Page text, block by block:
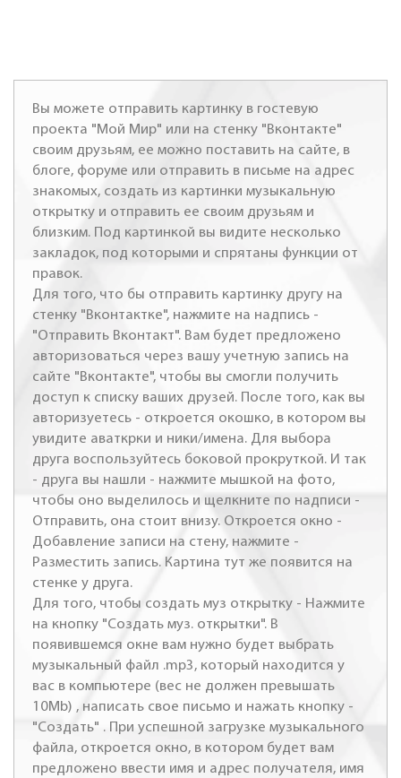
Вы можете отправить картинку в гостевую
проекта "Мой Мир" или на стенку "Вконтакте"
своим друзьям, ее можно поставить на сайте, в
блоге, форуме или отправить в письме на адрес
знакомых, создать из картинки музыкальную
открытку и отправить ее своим друзьям и
близким. Под картинкой вы видите несколько
закладок, под которыми и спрятаны функции от
правок.
Для того, что бы отправить картинку другу на
стенку "Вконтактке", нажмите на надпись -
"Отправить Вконтакт". Вам будет предложено
авторизоваться через вашу учетную запись на
сайте "Вконтакте", чтобы вы смогли получить
доступ к списку ваших друзей. После того, как вы
авторизуетесь - откроется окошко, в котором вы
увидите аваткрки и ники/имена. Для выбора
друга воспользуйтесь боковой прокруткой. И так
- друга вы нашли - нажмите мышкой на фото,
чтобы оно выделилось и щелкните по надписи -
Отправить, она стоит внизу. Откроется окно -
Добавление записи на стену, нажмите -
Разместить запись. Картина тут же появится на
стенке у друга.
Для того, чтобы создать муз открытку - Нажмите
на кнопку "Создать муз. открытки". В
появившемся окне вам нужно будет выбрать
музыкальный файл .mp3, который находится у
вас в компьютере (вес не должен превышать
10Mb) , написать свое письмо и нажать кнопку -
"Создать" . При успешной загрузке музыкального
файла, откроется окно, в котором будет вам
предложено ввести имя и адрес получателя, имя